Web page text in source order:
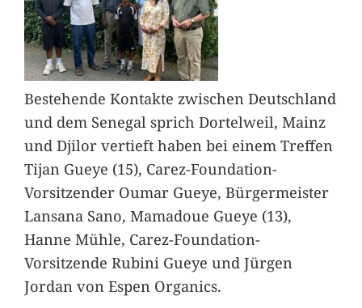
Bestehende Kontakte zwischen Deutschland
und dem Senegal sprich Dortelweil, Mainz
und Djilor vertieft haben bei einem Treffen
Tijan Gueye (15), Carez-Foundation-
Vorsitzender Oumar Gueye, Bürgermeister
Lansana Sano, Mamadoue Gueye (13),
Hanne Mühle, Carez-Foundation-
Vorsitzende Rubini Gueye und Jürgen
Jordan von Espen Organics.